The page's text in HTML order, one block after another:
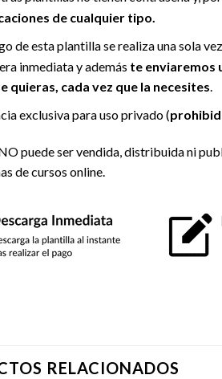
de cualquier tipo.
de esta plantilla se realiza una sola
inmediata y además te enviaremos
quieras, cada vez que la necesites.
exclusiva para uso privado (
puede ser vendida, distribuida ni
de cursos online.
RELACIONADOS